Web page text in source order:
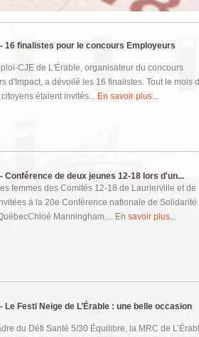
16 finalistes pour le concours Employeurs
CJE de L'Érable, organisateur du concours
d'Impact, a dévoilé les 16 finalistes. Tout le mois
étaient invités... En savoir plus...
Conférence de deux jeunes 12-18 lors d'un...
femmes des Comités 12-18 de Laurierville et de
à la 20e Conférence nationale de Solidarité
Manningham,... En savoir plus...
Le Festi Neige de L’Érable : une belle occasion
du Défi Santé 5/30 Équilibre, la MRC de